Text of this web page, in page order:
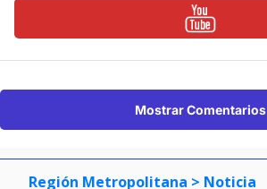
Mostrar Comentarios
Región Metropolitana > Noticia